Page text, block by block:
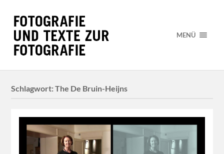
MENÜ
Schlagwort:The De Bruin-Heijns